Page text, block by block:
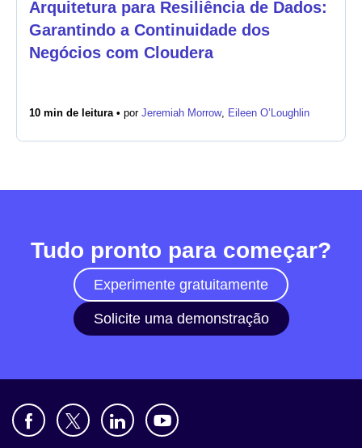
Saúde
Notícias
Arquitetura para Resiliência de Dados:
Garantindo a Continuidade dos
Negócios com Cloudera
10 min de leitura • por Jeremiah Morrow, Eileen O’Loughlin
Tudo pronto para começar?
Experimente gratuitamente
Solicite uma demonstração